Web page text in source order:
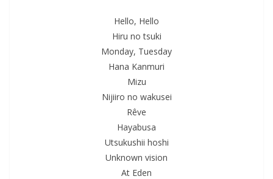
Hello, Hello
Hiru no tsuki
Monday, Tuesday
Hana Kanmuri
Mizu
Nijiiro no wakusei
Rêve
Hayabusa
Utsukushii hoshi
Unknown vision
At Eden